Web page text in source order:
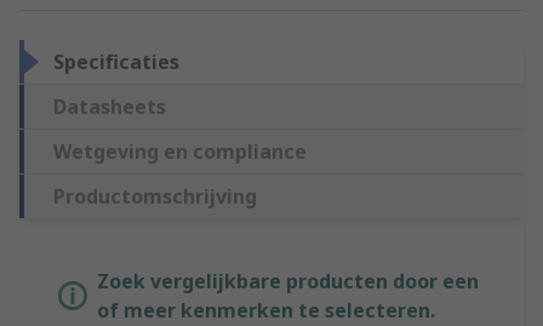
Specificaties
Datasheets
Wetgeving en compliance
Productomschrijving
Zoek vergelijkbare producten door een
of meer kenmerken te selecteren.